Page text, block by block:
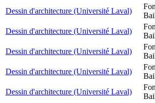
Dessin d'architecture (Université Laval)
Dessin d'architecture (Université Laval)
Dessin d'architecture (Université Laval)
Dessin d'architecture (Université Laval)
Dessin d'architecture (Université Laval)